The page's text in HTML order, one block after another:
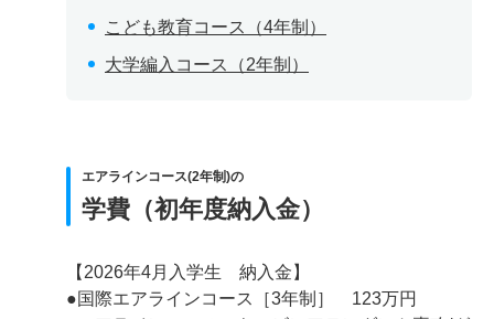
こども教育コース（4年制）
大学編入コース（2年制）
エアラインコース(2年制)の
学費（初年度納入金）
【2026年4月入学生 納入金】
●国際エアラインコース［3年制］ 123万円